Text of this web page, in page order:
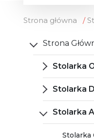
Strona główna
Strona
Stolarka
Stolarka
Stolarka
Stolarka